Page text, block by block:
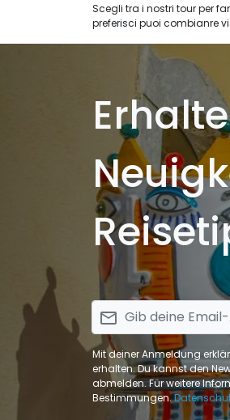
Scegli tra i nostri tour per
preferisci puoi combianre
email
Mit deiner Anmeldung
erhalten. Du kannst den
abmelden. Für weitere
Bestimmungen.